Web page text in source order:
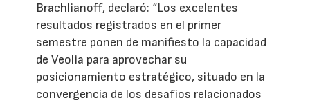
Brachlianoff, declaró: “Los excelentes
resultados registrados en el primer
semestre ponen de manifiesto la capacidad
de Veolia para aprovechar su
posicionamiento estratégico, situado en la
convergencia de los desafíos relacionados